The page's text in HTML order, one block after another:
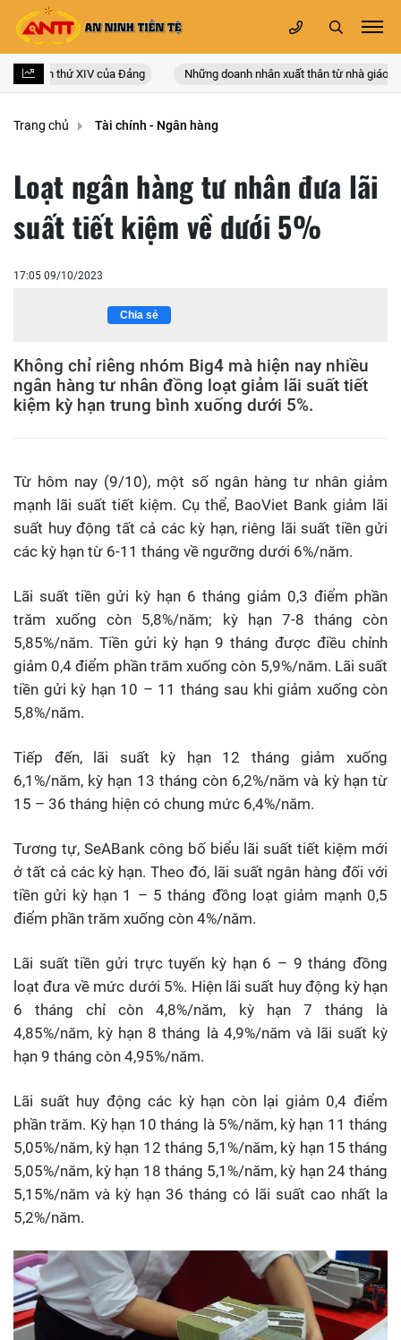
lần thứ XIV của Đảng Những doanh nhân xuất thân từ nhà giáo
Trang chủ Tài chính - Ngân hàng
Loạt ngân hàng tư nhân đưa lãi
suất tiết kiệm về dưới 5%
17:05 09/10/2023
Chia sẻ
Không chỉ riêng nhóm Big4 mà hiện nay nhiều
ngân hàng tư nhân đồng loạt giảm lãi suất tiết
kiệm kỳ hạn trung bình xuống dưới 5%.
Từ hôm nay (9/10), một số ngân hàng tư nhân giảm
mạnh lãi suất tiết kiệm. Cụ thể, BaoViet Bank giảm lãi
suất huy động tất cả các kỳ hạn, riêng lãi suất tiền gửi
các kỳ hạn từ 6-11 tháng về ngưỡng dưới 6%/năm.
Lãi suất tiền gửi kỳ hạn 6 tháng giảm 0,3 điểm phần
trăm xuống còn 5,8%/năm; kỳ hạn 7-8 tháng còn
5,85%/năm. Tiền gửi kỳ hạn 9 tháng được điều chỉnh
giảm 0,4 điểm phần trăm xuống còn 5,9%/năm. Lãi suất
tiền gửi kỳ hạn 10 – 11 tháng sau khi giảm xuống còn
5,8%/năm.
Tiếp đến, lãi suất kỳ hạn 12 tháng giảm xuống
6,1%/năm, kỳ hạn 13 tháng còn 6,2%/năm và kỳ hạn từ
15 – 36 tháng hiện có chung mức 6,4%/năm.
Tương tự, SeABank công bố biểu lãi suất tiết kiệm mới
ở tất cả các kỳ hạn. Theo đó, lãi suất ngân hàng đối với
tiền gửi kỳ hạn 1 – 5 tháng đồng loạt giảm mạnh 0,5
điểm phần trăm xuống còn 4%/năm.
Lãi suất tiền gửi trực tuyến kỳ hạn 6 – 9 tháng đồng
loạt đưa về mức dưới 5%. Hiện lãi suất huy động kỳ hạn
6 tháng chỉ còn 4,8%/năm, kỳ hạn 7 tháng là
4,85%/năm, kỳ hạn 8 tháng là 4,9%/năm và lãi suất kỳ
hạn 9 tháng còn 4,95%/năm.
Lãi suất huy động các kỳ hạn còn lại giảm 0,4 điểm
phần trăm. Kỳ hạn 10 tháng là 5%/năm, kỳ hạn 11 tháng
5,05%/năm, kỳ hạn 12 tháng 5,1%/năm, kỳ hạn 15 tháng
5,05%/năm, kỳ hạn 18 tháng 5,1%/năm, kỳ hạn 24 tháng
5,15%/năm và kỳ hạn 36 tháng có lãi suất cao nhất la
5,2%/năm.